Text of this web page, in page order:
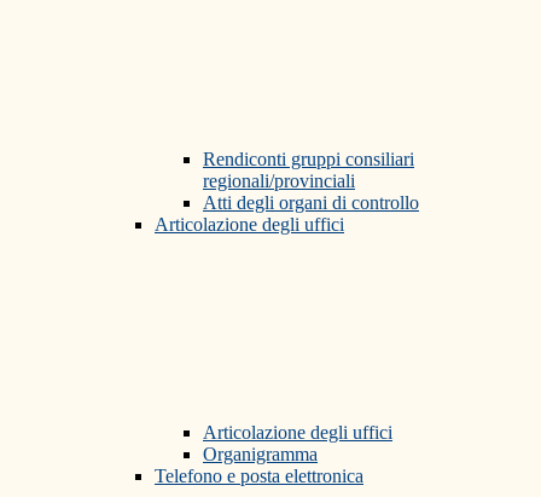
Rendiconti gruppi consiliari
regionali/provinciali
Atti degli organi di controllo
Articolazione degli uffici
Articolazione degli uffici
Organigramma
Telefono e posta elettronica